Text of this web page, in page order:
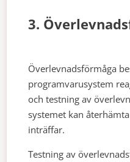
3.
Överlevnadsförmåga
programvarusystem
och testning av
systemet kan
inträffar.
Testning av